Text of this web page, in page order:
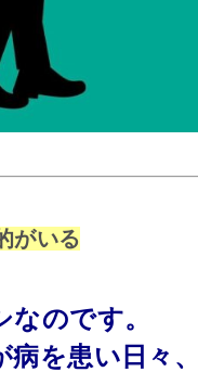
がいる
のです。
を患い日々